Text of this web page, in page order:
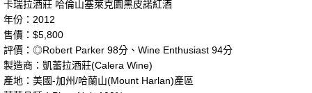
卡瑞拉酒莊 哈倫山塞萊克園黑皮諾紅酒
年份：2012
售價：$5,800
評價：◎Robert Parker 98分、Wine Enthusiast 94分
製造商：凱蕾拉酒莊(Calera Wine)
產地：美國-加州/哈蘭山(Mount Harlan)產區